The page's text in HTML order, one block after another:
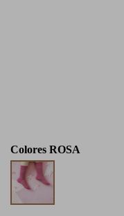
Colores ROSA